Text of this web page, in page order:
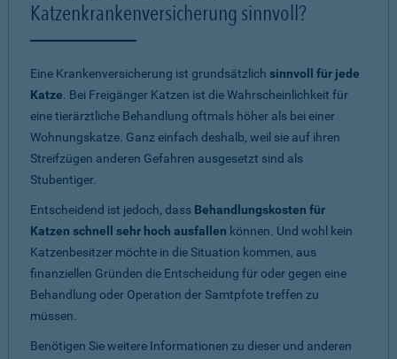
Katzenkrankenversicherung sinnvoll?
Eine Krankenversicherung ist grundsätzlich sinnvoll für jede
Katze. Bei Freigänger Katzen ist die Wahrscheinlichkeit für
eine tierärztliche Behandlung oftmals höher als bei einer
Wohnungskatze. Ganz einfach deshalb, weil sie auf ihren
Streifzügen anderen Gefahren ausgesetzt sind als
Stubentiger.
Entscheidend ist jedoch, dass Behandlungskosten für
Katzen schnell sehr hoch ausfallen können. Und wohl kein
Katzenbesitzer möchte in die Situation kommen, aus
finanziellen Gründen die Entscheidung für oder gegen eine
Behandlung oder Operation der Samtpfote treffen zu
müssen.
Benötigen Sie weitere Informationen zu dieser und anderen